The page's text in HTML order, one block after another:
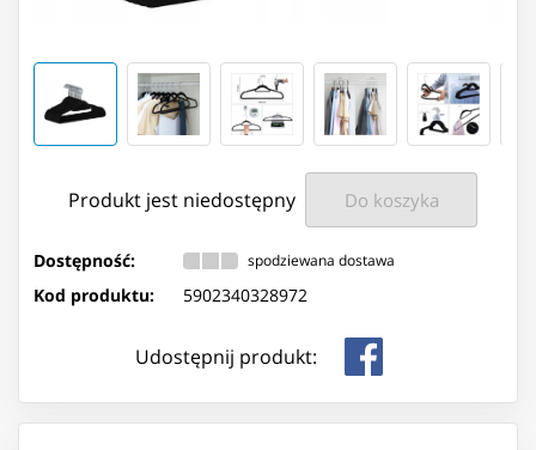
Produkt jest niedostępny Do koszyka
Dostępność: spodziewana dostawa
Kod produktu: 5902340328972
Udostępnij produkt: